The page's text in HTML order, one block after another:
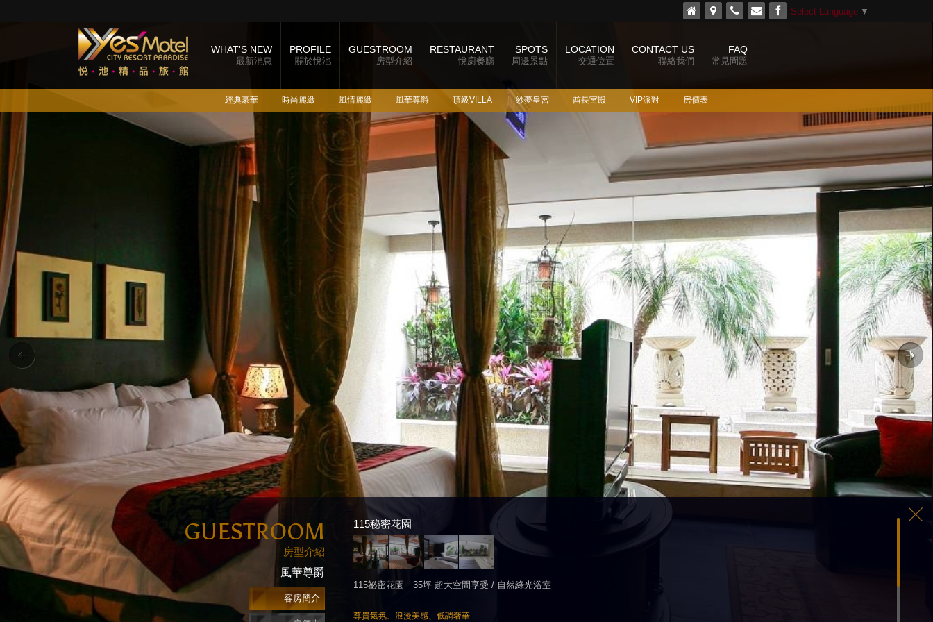
Select Language ▼
WHAT'S NEW
最新消息
PROFILE
關於悅池
GUESTROOM
房型介紹
經典豪華 時尚麗緻 風情麗緻 風華尊爵 頂級VILLA 紗夢皇宮 酋長宮殿 VIP派對 房價表
RESTAURANT
悅廚餐廳
SPOTS
周邊景點
LOCATION
交通位置
CONTACT US
聯絡我們
FAQ
常見問題
GUESTROOM
房型介紹
風華尊爵
客房簡介
115秘密花園
115祕密花園 35坪 超大空間享受 / 自然綠光浴室
尊貴氣氛、浪漫美感、低調奢華